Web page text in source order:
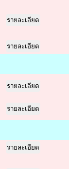
รายละเอียด
รายละเอียด
รายละเอียด
รายละเอียด
รายละเอียด